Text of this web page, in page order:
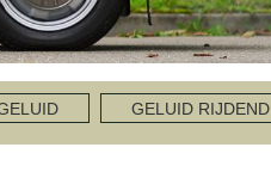
GELUID RIJDEND